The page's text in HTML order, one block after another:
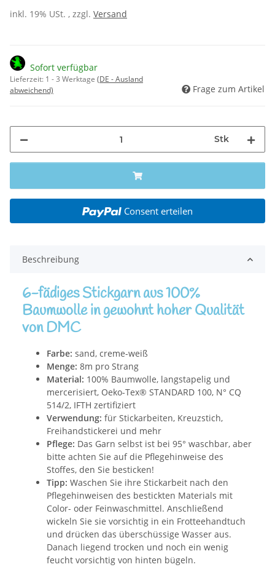
inkl. 19% USt. , zzgl. Versand
Sofort verfügbar
Lieferzeit: 1 - 3 Werktage (DE - Ausland
abweichend)
Frage zum Artikel
Stk
Consent erteilen
Beschreibung
6-fädiges Stickgarn aus 100%
Baumwolle in gewohnt hoher Qualität
von DMC
Farbe: sand, creme-weiß
Menge: 8m pro Strang
Material: 100% Baumwolle, langstapelig und
mercerisiert, Oeko-Tex® STANDARD 100, N° CQ
514/2, IFTH zertifiziert
Verwendung: für Stickarbeiten, Kreuzstich,
Freihandstickerei und mehr
Pflege: Das Garn selbst ist bei 95° waschbar, aber
bitte achten Sie auf die Pflegehinweise des
Stoffes, den Sie besticken!
Tipp: Waschen Sie ihre Stickarbeit nach den
Pflegehinweisen des bestickten Materials mit
Color- oder Feinwaschmittel. Anschließend
wickeln Sie sie vorsichtig in ein Frotteehandtuch
und drücken das überschüssige Wasser aus.
Danach liegend trocken und noch ein wenig
feucht vorsichtig von hinten bügeln.